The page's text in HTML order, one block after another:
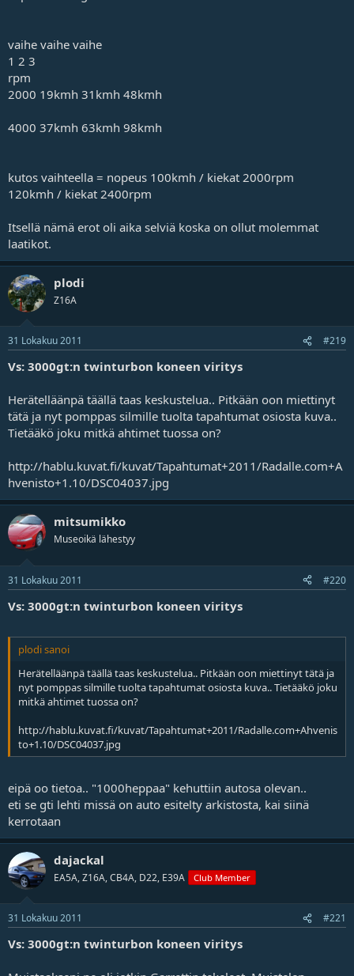
vaihe vaihe vaihe
1 2 3
rpm
2000 19kmh 31kmh 48kmh
4000 37kmh 63kmh 98kmh
kutos vaihteella = nopeus 100kmh / kiekat 2000rpm
120kmh / kiekat 2400rpm
Itsellä nämä erot oli aika selviä koska on ollut molemmat
laatikot.
plodi
Z16A
31 Lokakuu 2011 #219
Vs: 3000gt:n twinturbon koneen viritys
Herätelläänpä täällä taas keskustelua.. Pitkään oon miettinyt
tätä ja nyt pomppas silmille tuolta tapahtumat osiosta kuva..
Tietääkö joku mitkä ahtimet tuossa on?
http://hablu.kuvat.fi/kuvat/Tapahtumat+2011/Radalle.com+A
hvenisto+1.10/DSC04037.jpg
mitsumikko
Museoikä lähestyy
31 Lokakuu 2011 #220
Vs: 3000gt:n twinturbon koneen viritys
plodi sanoi
Herätelläänpä täällä taas keskustelua.. Pitkään oon miettinyt tätä ja
nyt pomppas silmille tuolta tapahtumat osiosta kuva.. Tietääkö joku
mitkä ahtimet tuossa on?
http://hablu.kuvat.fi/kuvat/Tapahtumat+2011/Radalle.com+Ahvenis
to+1.10/DSC04037.jpg
eipä oo tietoa.. "1000heppaa" kehuttiin autosa olevan..
eti se gti lehti missä on auto esitelty arkistosta, kai siinä
kerrotaan
dajackal
EA5A, Z16A, CB4A, D22, E39A Club Member
31 Lokakuu 2011 #221
Vs: 3000gt:n twinturbon koneen viritys